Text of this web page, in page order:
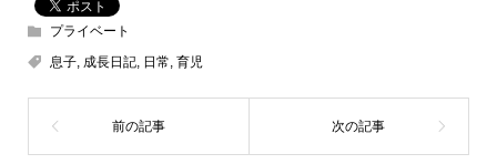
プライベート
息子, 成長日記, 日常, 育児